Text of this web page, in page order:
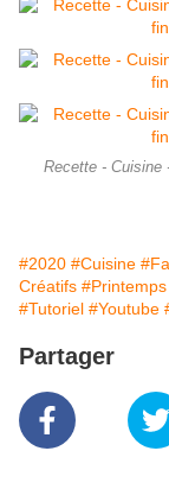
Recette - Cuisine
#2020 #Cuisine
Créatifs #Printemps
#Tutoriel #Youtube
Partager